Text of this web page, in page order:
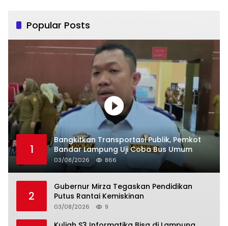
Popular Posts
1
Bangkitkan Transportasi Publik, Pemkot
Bandar Lampung Uji Coba Bus Umum
03/08/2026 866
2
Gubernur Mirza Tegaskan Pendidikan
Putus Rantai Kemiskinan
03/08/2026 9